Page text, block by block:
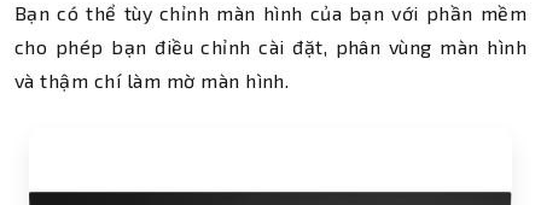
Bạn có thể tùy chỉnh màn hình của bạn với phần mềm
cho phép bạn điều chỉnh cài đặt, phân vùng màn hình
và thậm chí làm mờ màn hình.